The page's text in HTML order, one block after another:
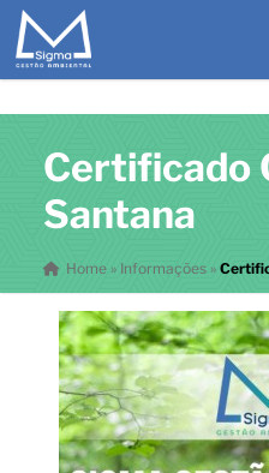
Certificado
Santana
Home» Informações »